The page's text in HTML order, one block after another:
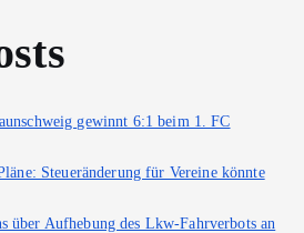
gewinnt 6:1 beim 1. FC
Steueränderung für Vereine könnte
über Aufhebung des Lkw-Fahrverbots an